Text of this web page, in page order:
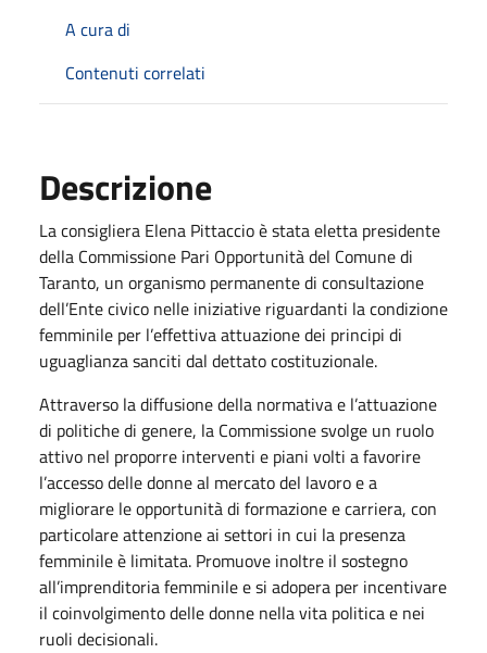
A cura di
Contenuti correlati
Descrizione
La consigliera Elena Pittaccio è stata eletta presidente
della Commissione Pari Opportunità del Comune di
Taranto, un organismo permanente di consultazione
dell’Ente civico nelle iniziative riguardanti la condizione
femminile per l’effettiva attuazione dei principi di
uguaglianza sanciti dal dettato costituzionale.
Attraverso la diffusione della normativa e l’attuazione
di politiche di genere, la Commissione svolge un ruolo
attivo nel proporre interventi e piani volti a favorire
l’accesso delle donne al mercato del lavoro e a
migliorare le opportunità di formazione e carriera, con
particolare attenzione ai settori in cui la presenza
femminile è limitata. Promuove inoltre il sostegno
all’imprenditoria femminile e si adopera per incentivare
il coinvolgimento delle donne nella vita politica e nei
ruoli decisionali.